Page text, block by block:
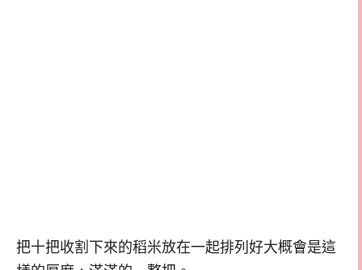
把十把收割下來的稻米放在一起排列好大概會是這